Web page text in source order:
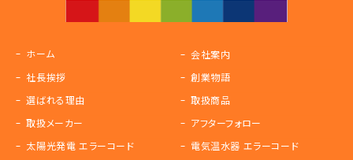
ホーム
会社案内
社長挨拶
創業物語
選ばれる理由
取扱商品
取扱メーカー
アフターフォロー
太陽光発電 エラーコード
電気温水器 エラーコード